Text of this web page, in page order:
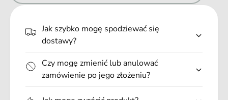
Jak szybko mogę spodziewać się
dostawy?
Czy mogę zmienić lub anulować
zamówienie po jego złożeniu?